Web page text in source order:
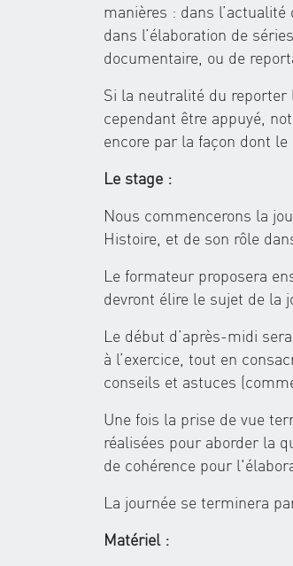
manières : dans
dans l’élaboration de
documentaire, ou de
Si la neutralité du reporter
cependant être appuyé,
encore par la façon dont le
Le stage :
Nous commencerons la
Histoire, et de son rôle
Le formateur proposera
devront élire le sujet de la
Le début d’après-midi
à l’exercice, tout en
conseils et astuces
Une fois la prise de vue
réalisées pour aborder la
de cohérence pour
La journée se terminera
Matériel :